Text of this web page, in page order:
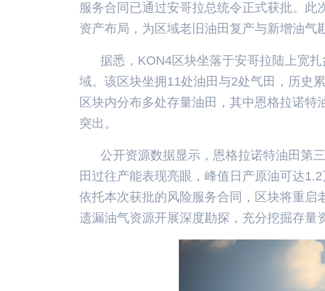
服务合同已通过安哥拉总统令正式获批。
资产布局，为区域老旧油田复产与新增油气
据悉，KON4区块坐落于安哥拉陆上宽
域。该区块坐拥11处油田与2处气田，历史
区块内分布多处存量油田，其中恩格拉诺
突出。
公开资源数据显示，恩格拉诺特油田第
田过往产能表现亮眼，峰值日产原油可达
依托本次获批的风险服务合同，区块将重启
遗漏油气资源开展深度勘探，充分挖掘存量